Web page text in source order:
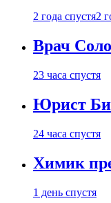
2 года спустя2
Врач
23 часа спустя
Юрист
24 часа спустя
Химик
1 день спустя